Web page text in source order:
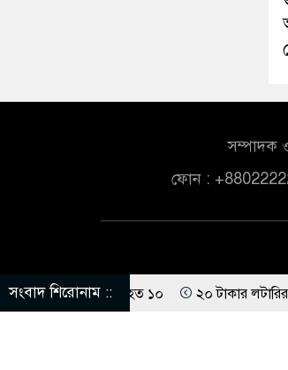
সম্পাদক
ফোন :
সংবাদ শিরোনাম ::
সংঘর্ষ, আহত ১০ ২০ টাকার লটারির টিকিটে ৩০